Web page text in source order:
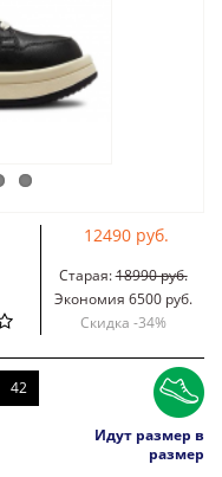
12490 руб.
Старая:18990 руб.
Экономия 6500 руб.
Скидка -34%
42
Идут размер в
размер